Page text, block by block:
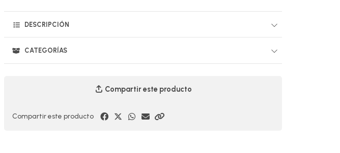
DESCRIPCIÓN
CATEGORÍAS
Compartir este producto
Compartir este producto